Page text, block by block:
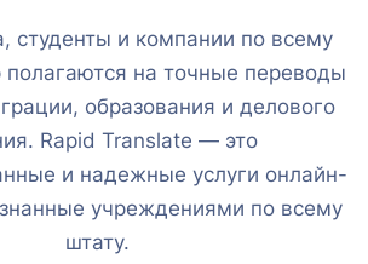
студенты и компании по всему
полагаются на точные переводы
образования и делового
Rapid Translate — это
и надежные услуги онлайн-
учреждениями по всему
штату.